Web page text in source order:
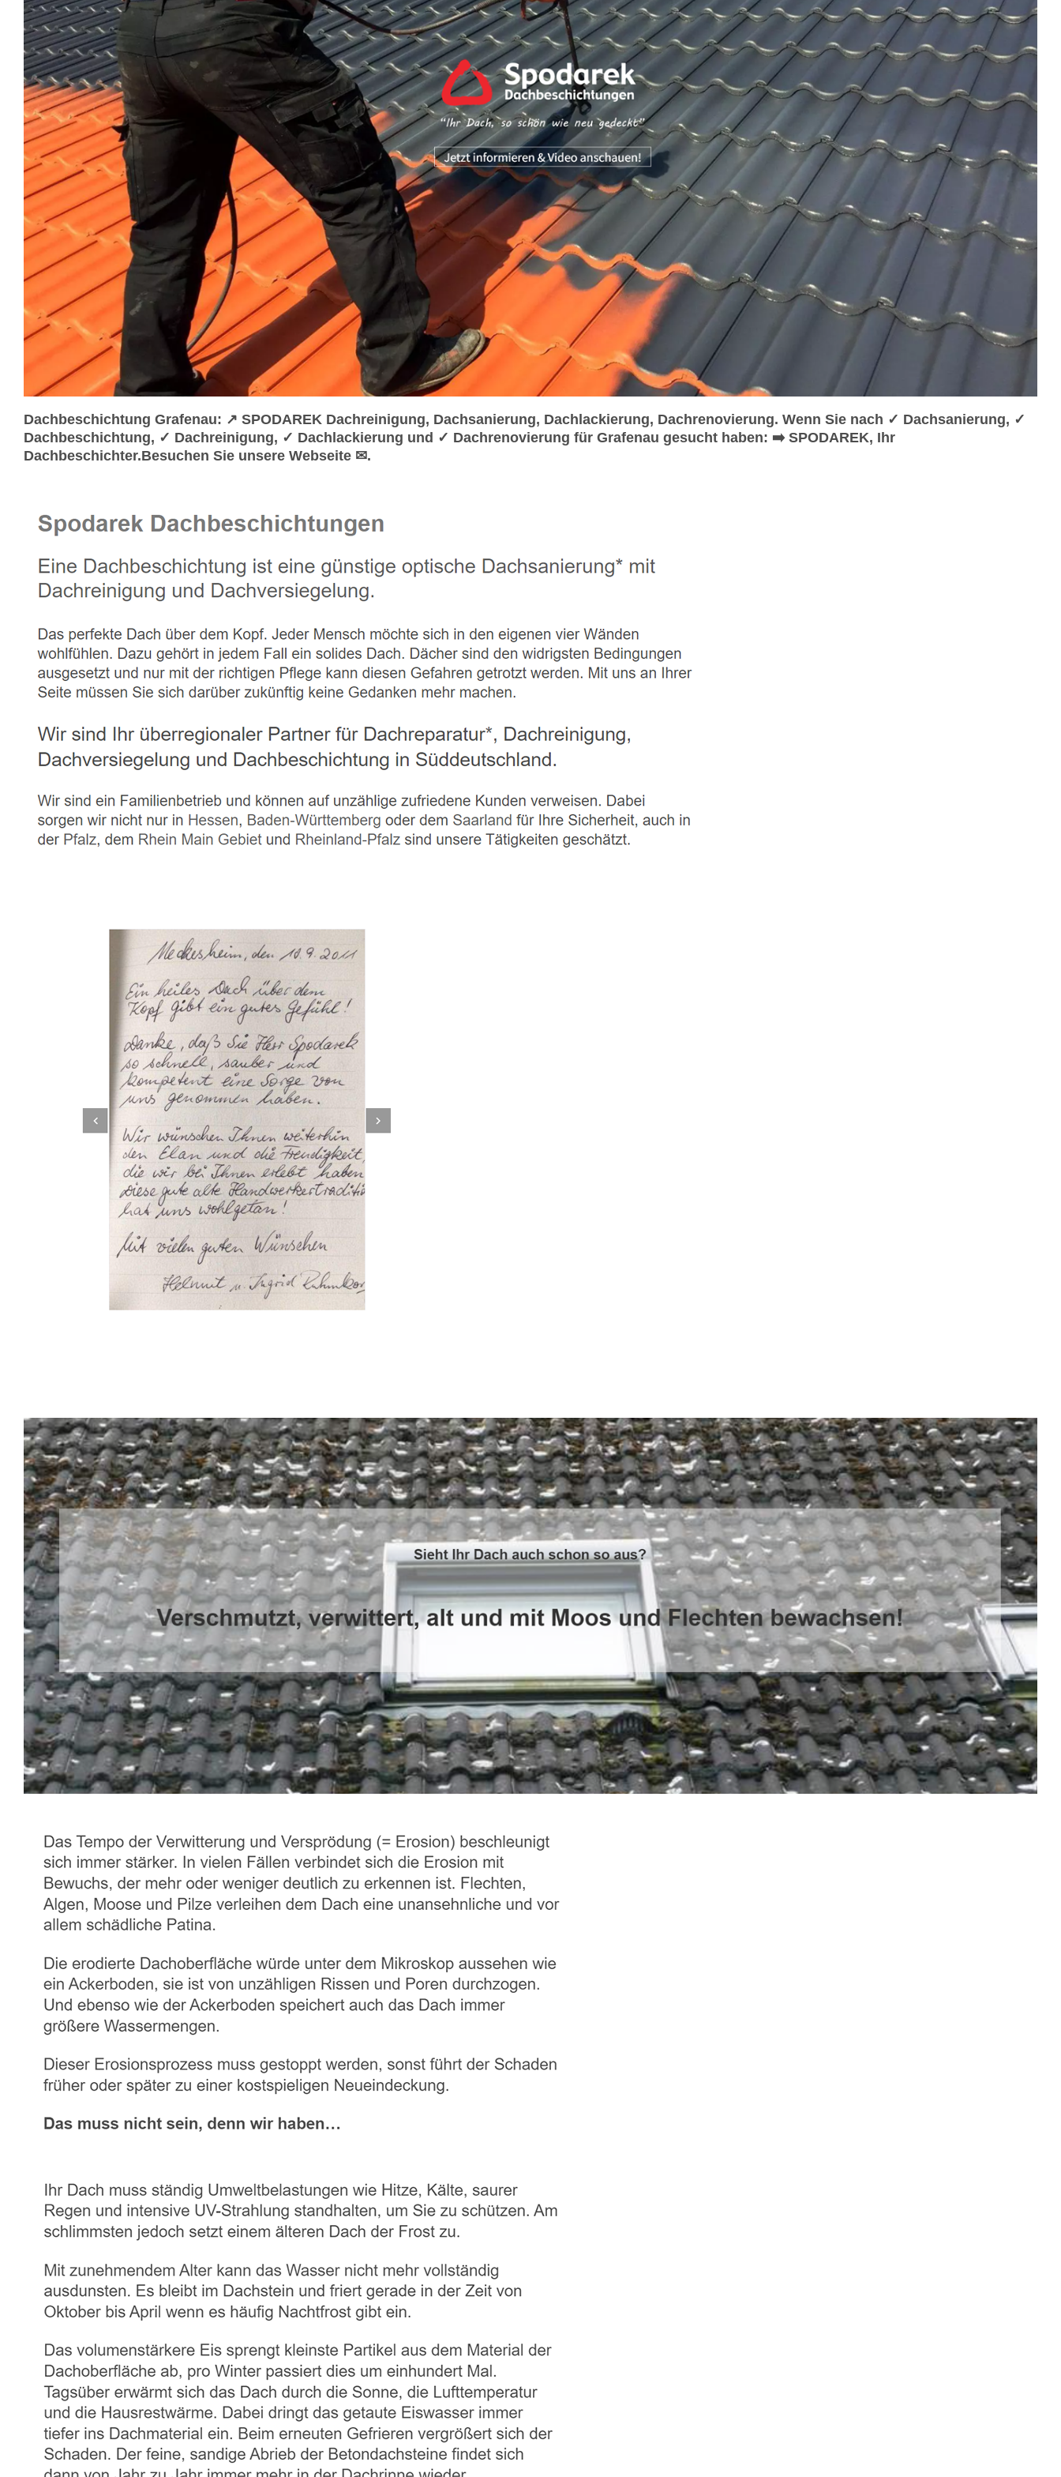
Dachbeschichtung Grafenau: ↗️ SPODAREK Dachreinigung, Dachsanierung, Dachlackierung, Dachrenovierung. Wenn Sie nach ✓ Dachsanierung, ✓
Dachbeschichtung, ✓ Dachreinigung, ✓ Dachlackierung und ✓ Dachrenovierung für Grafenau gesucht haben: ➡️ SPODAREK, Ihr
Dachbeschichter.Besuchen Sie unsere Webseite ✉.